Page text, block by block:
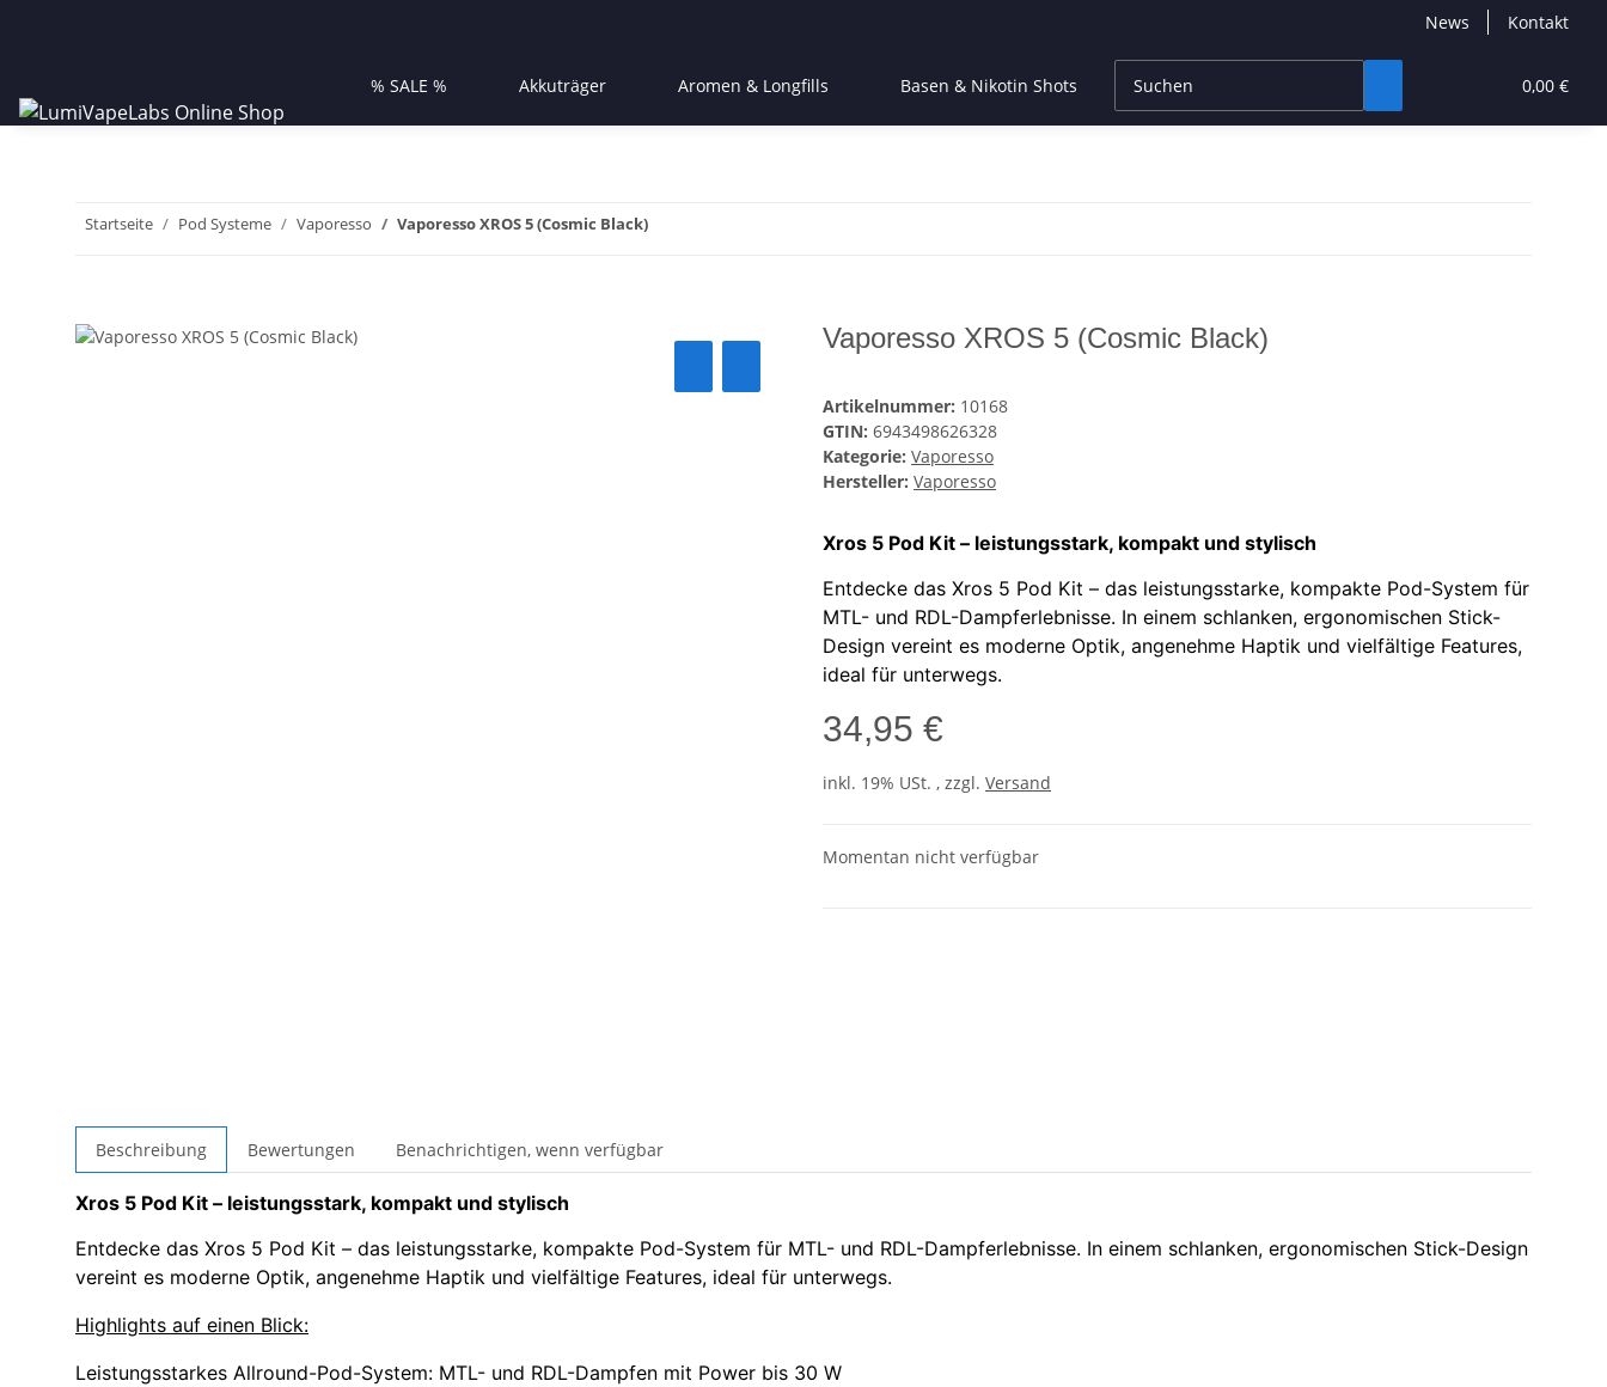
News Kontakt
0,00 €
% SALE % Akkuträger Aromen & Longfills Basen & Nikotin Shots CBD Products High End
Startseite Pod Systeme Vaporesso Vaporesso XROS 5 (Cosmic Black)
Vaporesso XROS 5 (Cosmic Black)
Artikelnummer: 10168
GTIN: 6943498626328
Kategorie: Vaporesso
Hersteller: Vaporesso
Xros 5 Pod Kit – leistungsstark, kompakt und stylisch
Entdecke das Xros 5 Pod Kit – das leistungsstarke, kompakte Pod-System für
MTL- und RDL-Dampferlebnisse. In einem schlanken, ergonomischen Stick-
Design vereint es moderne Optik, angenehme Haptik und vielfältige Features,
ideal für unterwegs.
34,95 €
inkl. 19% USt. , zzgl. Versand
Momentan nicht verfügbar
Beschreibung Bewertungen Benachrichtigen, wenn verfügbar
Xros 5 Pod Kit – leistungsstark, kompakt und stylisch
Entdecke das Xros 5 Pod Kit – das leistungsstarke, kompakte Pod-System für MTL- und RDL-Dampferlebnisse. In einem schlanken, ergonomischen Stick-Design
vereint es moderne Optik, angenehme Haptik und vielfältige Features, ideal für unterwegs.
Highlights auf einen Blick:
Leistungsstarkes Allround-Pod-System: MTL- und RDL-Dampfen mit Power bis 30 W